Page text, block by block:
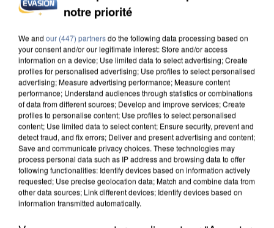
INCENDIES : L’ÎLE-DE-FRANCE LANCE UN ÉLAN
DE SOLIDARITÉ AVEC LES...
notre priorité
We and our (447) partnersdo the following data processing based on
your consent and/or our legitimate interest: Store and/or access
information on a device; Use limited data to select advertising; Create
profiles for personalised advertising; Use profiles to select personalised
advertising; Measure advertising performance; Measure content
performance; Understand audiences through statistics or combinations
of data from different sources; Develop and improve services; Create
profiles to personalise content; Use profiles to select personalised
content; Use limited data to select content; Ensure security, prevent and
detect fraud, and fix errors; Deliver and present advertising and content;
Save and communicate privacy choices. These technologies may
process personal data such as IP address and browsing data to offer
following functionalities: Identify devices based on information actively
requested; Use precise geolocation data; Match and combine data from
other data sources; Link different devices; Identify devices based on
information transmitted automatically.